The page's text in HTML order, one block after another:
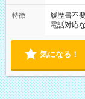
特徴 履歴書不
電話対応
気になる！